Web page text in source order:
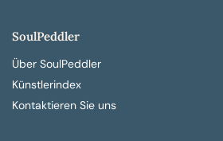
SoulPeddler
Über SoulPeddler
Künstlerindex
Kontaktieren Sie uns